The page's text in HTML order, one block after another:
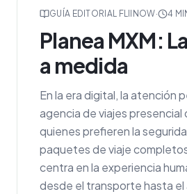
GUÍA EDITORIAL FLIINOW· 4
Planea MXM:
a medida
En la era digital, la atención
agencia de viajes presencial
quienes prefieren la
paquetes de viaje
centra en la experiencia
desde el transporte hasta el